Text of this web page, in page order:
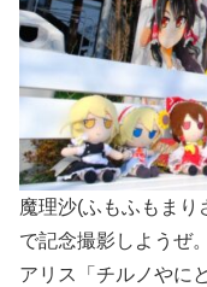
魔理沙(ふもふもまり
で記念撮影しようぜ
アリス「チルノやに